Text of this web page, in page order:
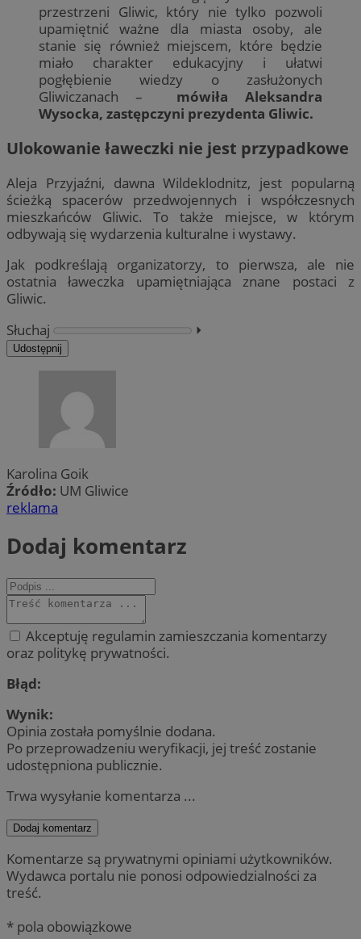
przestrzeni Gliwic, który nie tylko pozwoli
upamiętnić ważne dla miasta osoby, ale
stanie się również miejscem, które będzie
miało charakter edukacyjny i ułatwi
pogłębienie wiedzy o zasłużonych
Gliwiczanach – mówiła Aleksandra
Wysocka, zastępczyni prezydenta Gliwic.
Ulokowanie ławeczki nie jest przypadkowe
Aleja Przyjaźni, dawna Wildeklodnitz, jest popularną
ścieżką spacerów przedwojennych i współczesnych
mieszkańców Gliwic. To także miejsce, w którym
odbywają się wydarzenia kulturalne i wystawy.
Jak podkreślają organizatorzy, to pierwsza, ale nie
ostatnia ławeczka upamiętniająca znane postaci z
Gliwic.
Słuchaj
⏵︎
Udostępnij
Karolina Goik
Źródło: UM Gliwice
reklama
Dodaj komentarz
Akceptuję regulamin zamieszczania komentarzy
oraz politykę prywatności.
Błąd:
Wynik:
Opinia została pomyślnie dodana.
Po przeprowadzeniu weryfikacji, jej treść zostanie
udostępniona publicznie.
Trwa wysyłanie komentarza ...
Dodaj komentarz
Komentarze są prywatnymi opiniami użytkowników.
Wydawca portalu nie ponosi odpowiedzialności za
treść.
* pola obowiązkowe